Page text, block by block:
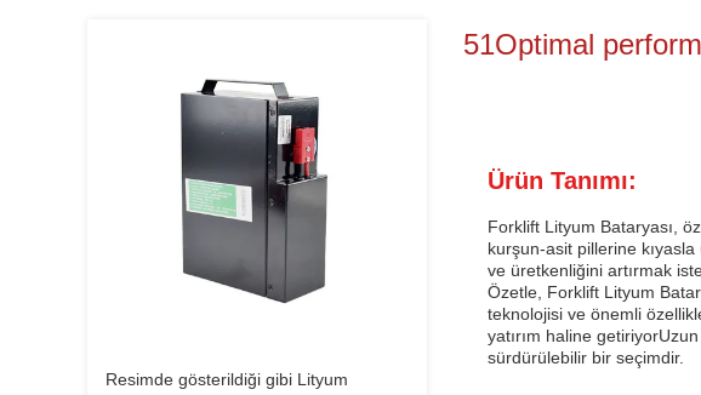
Resimde gösterildiği gibi Lityum
51Optimal
Ürün Tanımı:
Forklift Lityum Bataryası,
kurşun-asit pillerine
ve üretkenliğini artırmak
Özetle, Forklift Lityum
teknolojisi ve önemli
yatırım haline
sürdürülebilir bir seçimdir.